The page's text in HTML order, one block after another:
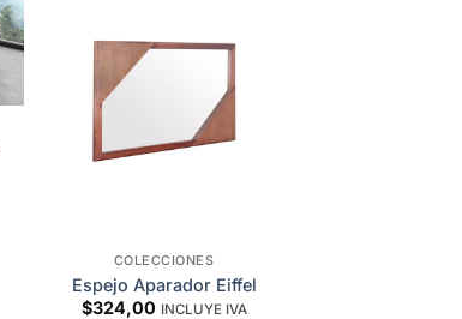
wishlist
COLECCIONES
Espejo Aparador Eiffel
$324,00 INCLUYE IVA